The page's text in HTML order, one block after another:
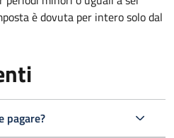
è dovuta per intero solo dal
pagare?